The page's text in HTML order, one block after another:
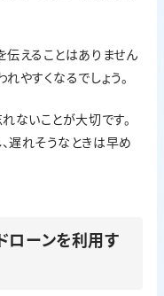
えることはありません
やすくなるでしょう。
ないことが大切です。
遅れそうなときは早め
ローンを利用す